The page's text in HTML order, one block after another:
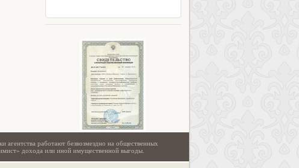
агентства работают безвозмездно на общественных
дохода или иной имущественной выгоды.